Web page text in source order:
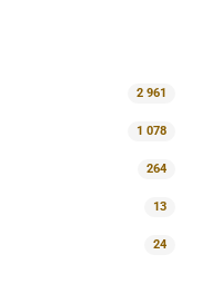
2 961
1 078
264
13
24